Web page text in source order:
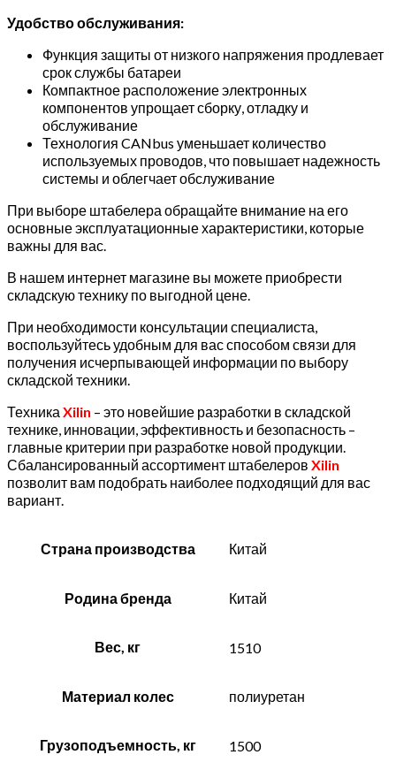
Удобство обслуживания:
Функция защиты от низкого напряжения продлевает
срок службы батареи
Компактное расположение электронных
компонентов упрощает сборку, отладку и
обслуживание
Технология CANbus уменьшает количество
используемых проводов, что повышает надежность
системы и облегчает обслуживание
При выборе штабелера обращайте внимание на его
основные эксплуатационные характеристики, которые
важны для вас.
В нашем интернет магазине вы можете приобрести
складскую технику по выгодной цене.
При необходимости консультации специалиста,
воспользуйтесь удобным для вас способом связи для
получения исчерпывающей информации по выбору
складской техники.
Техника Xilin – это новейшие разработки в складской
технике, инновации, эффективность и безопасность –
главные критерии при разработке новой продукции.
Сбалансированный ассортимент штабелеров Xilin
позволит вам подобрать наиболее подходящий для вас
вариант.
Страна производства Китай
Родина бренда Китай
Вес, кг 1510
Материал колес полиуретан
Грузоподъемность, кг 1500